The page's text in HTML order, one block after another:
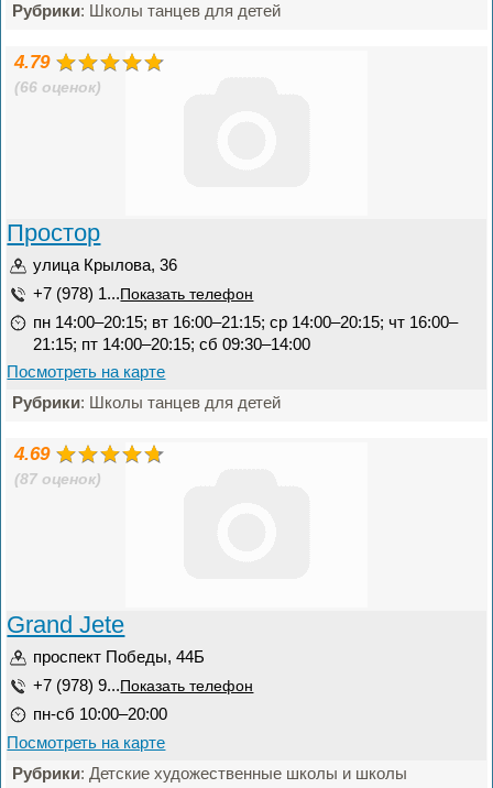
Рубрики: Школы танцев для детей
4.79
(66 оценок)
Простор
улица Крылова, 36
+7 (978) 1... Показать телефон
пн 14:00–20:15; вт 16:00–21:15; ср 14:00–20:15; чт 16:00–
21:15; пт 14:00–20:15; сб 09:30–14:00
Посмотреть на карте
Рубрики: Школы танцев для детей
4.69
(87 оценок)
Grand Jete
проспект Победы, 44Б
+7 (978) 9... Показать телефон
пн-сб 10:00–20:00
Посмотреть на карте
Рубрики: Детские художественные школы и школы